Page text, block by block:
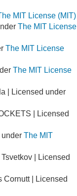
MIT License (MIT)
The MIT License
The MIT License
The MIT License
| Licensed under
| Licensed
under The MIT
Tsvetkov | Licensed
Cornutt | Licensed